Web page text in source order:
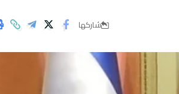
شاركها